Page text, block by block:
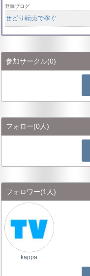
登録ブログ
せどり転売で稼ぐ
参加サークル(0)
フォロー(0人)
フォロワー(1人)
kappa